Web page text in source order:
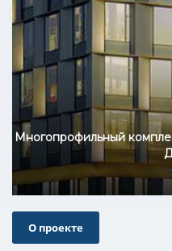
Многопрофильный
О проекте